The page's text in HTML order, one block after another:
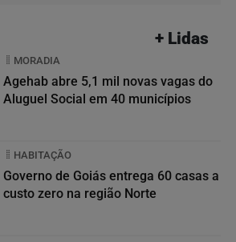
+ Lidas
MORADIA
Agehab abre 5,1 mil novas vagas do
Aluguel Social em 40 municípios
HABITAÇÃO
Governo de Goiás entrega 60 casas a
custo zero na região Norte